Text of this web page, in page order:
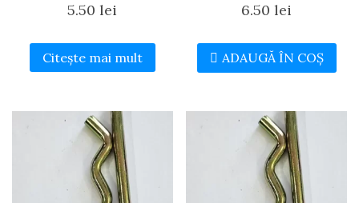
5.50lei
Citește mai mult
6.50lei
ADAUGĂ ÎN COȘ